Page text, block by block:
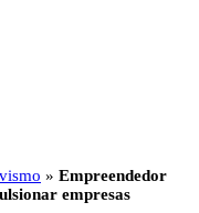
» Empreendedor
empresas